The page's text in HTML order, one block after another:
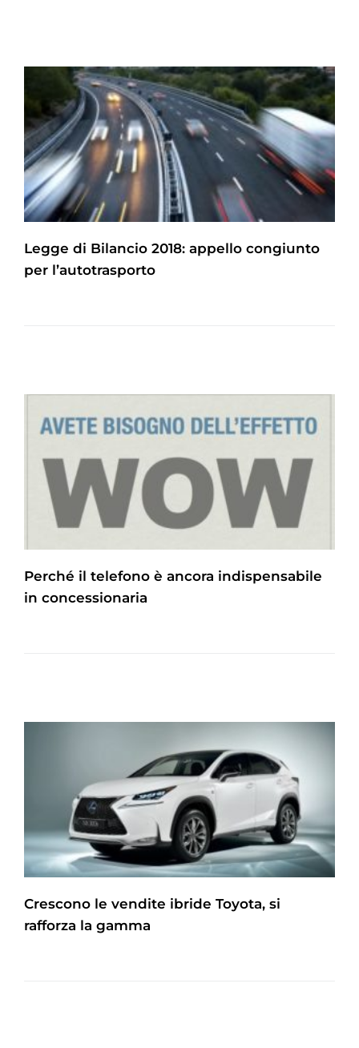
Legge di Bilancio 2018: appello congiunto
per l’autotrasporto
Perché il telefono è ancora indispensabile
in concessionaria
Crescono le vendite ibride Toyota, si
rafforza la gamma